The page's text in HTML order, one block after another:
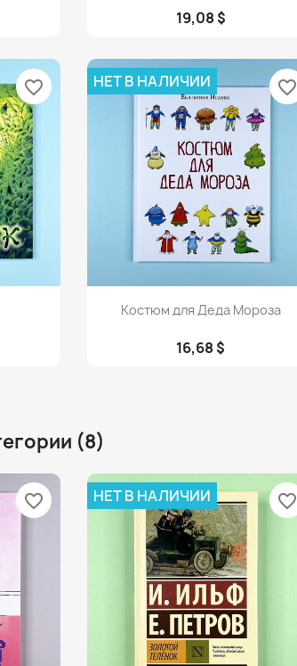
19,08 $
favorite_border
 Просмотр
Костюм для Деда Мороза
16,68 $
НЕТ В НАЛИЧИИ favorite_border
(8)
favorite_border НЕТ В НАЛИЧИИ favorite_border